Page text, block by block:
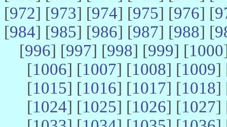
[972] [973] [974] [975] [976] [
[984] [985] [986] [987] [988] [
[996] [997] [998] [999] [1000
[1006] [1007] [1008] [1009]
[1015] [1016] [1017] [1018]
[1024] [1025] [1026] [1027]